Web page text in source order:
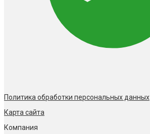
Политика обработки персональных данных
Карта сайта
Компания